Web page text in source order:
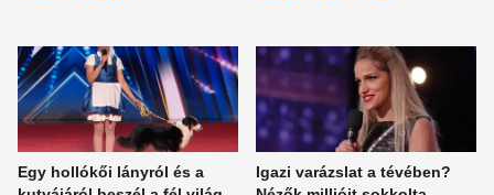
Egy hollókői lányról és a
Igazi varázslat a tévében?